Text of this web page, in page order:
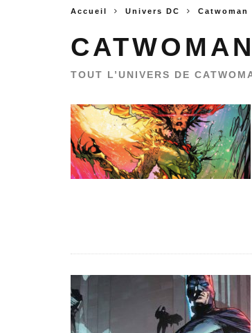
Accueil Univers DC Catwoman
CATWOMAN
TOUT L’UNIVERS DE